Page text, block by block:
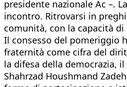
presidente nazionale Ac –.
incontro. Ritrovarsi in
comunità, con la capacità
Il consesso del pomeriggio
fraternità come cifra del
la difesa della democrazia,
Shahrzad Houshmand